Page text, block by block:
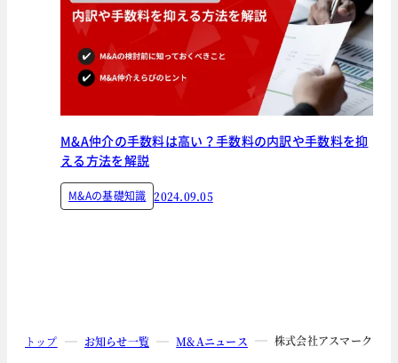
M&A仲介の手数料は高い？手数料の内訳や手数料を抑
える方法を解説
M&Aの基礎知識 2024.09.05
トップ お知らせ一覧 M&Aニュース 株式会社アスマークに